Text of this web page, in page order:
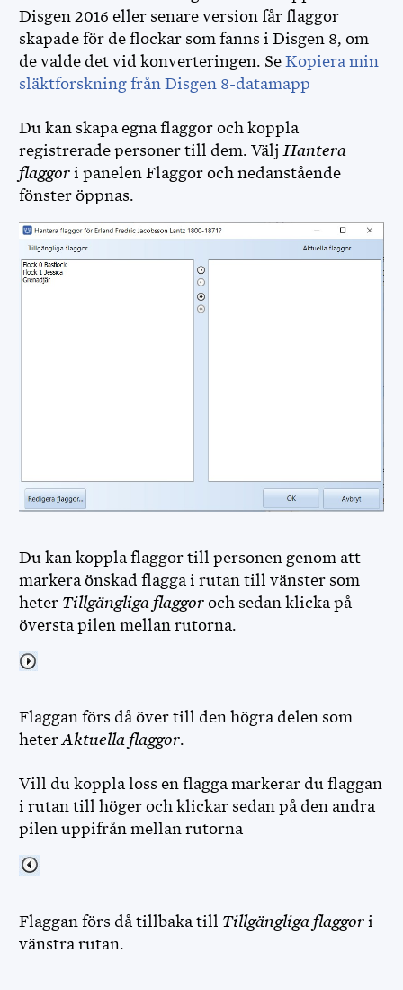
Disgen 2016 eller senare version får flaggor
skapade för de flockar som fanns i Disgen 8, om
de valde det vid konverteringen. Se Kopiera min
släktforskning från Disgen 8-datamapp
Du kan skapa egna flaggor och koppla
registrerade personer till dem. VäljHantera
flaggor i panelen Flaggor och nedanstående
fönster öppnas.
Du kan koppla flaggor till personen genom att
markera önskad flagga i rutan till vänster som
heter Tillgängliga flaggor och sedan klicka på
översta pilen mellan rutorna.
Flaggan förs då över till den högra delen som
heterAktuella flaggor.
Vill du koppla loss en flagga markerar du flaggan
i rutan till höger och klickar sedan på den andra
pilen uppifrån mellan rutorna
Flaggan förs då tillbaka till Tillgängliga flaggor i
vänstra rutan.